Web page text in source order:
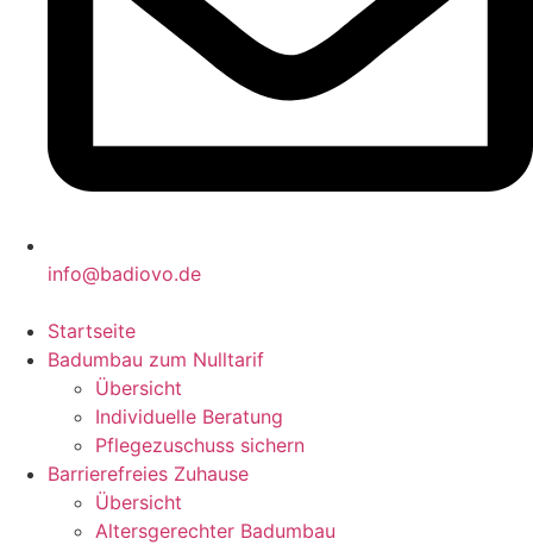
info@badiovo.de
Startseite
Badumbau zum Nulltarif
Übersicht
Individuelle Beratung
Pflegezuschuss sichern
Barrierefreies Zuhause
Übersicht
Altersgerechter Badumbau